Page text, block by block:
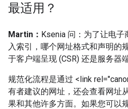
最适用？
Martin： Ksenia 问：为了让电
入索引，哪个网址格式和声明的
于客户端呈现 (CSR) 还是服务器
规范化流程是通过 <link
有者建议的网址，还会查看网址
果和其他许多方面。如果您可以